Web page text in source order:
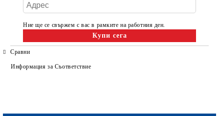
Ние ще се свържем с вас в рамките на работния ден.
Сравни
Информация за Съответствие